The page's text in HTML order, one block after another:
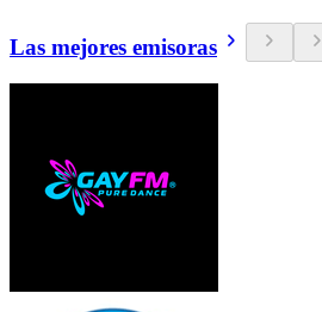
Las mejores emisoras